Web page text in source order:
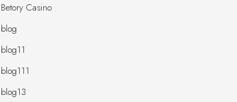
Betory Casino
blog
blog11
blog111
blog13